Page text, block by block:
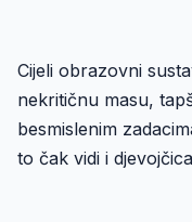
Cijeli obrazovni
nekritičnu masu,
besmislenim
to čak vidi i